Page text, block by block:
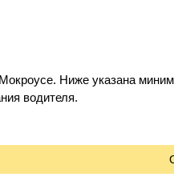
Ниже указана
водителя.